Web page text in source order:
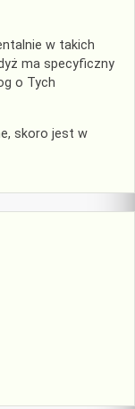
w takich
ma specyficzny
o Tych
skoro jest w